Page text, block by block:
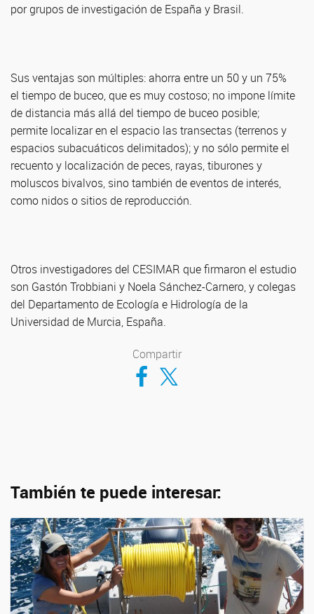
por grupos de investigación de España y Brasil.
Sus ventajas son múltiples: ahorra entre un 50 y un 75%
el tiempo de buceo, que es muy costoso; no impone límite
de distancia más allá del tiempo de buceo posible;
permite localizar en el espacio las transectas (terrenos y
espacios subacuáticos delimitados); y no sólo permite el
recuento y localización de peces, rayas, tiburones y
moluscos bivalvos, sino también de eventos de interés,
como nidos o sitios de reproducción.
Otros investigadores del CESIMAR que firmaron el estudio
son Gastón Trobbiani y Noela Sánchez-Carnero, y colegas
del Departamento de Ecología e Hidrología de la
Universidad de Murcia, España.
Compartir
Compartir en Facebook
Compartir en Twitter
También te puede interesar: